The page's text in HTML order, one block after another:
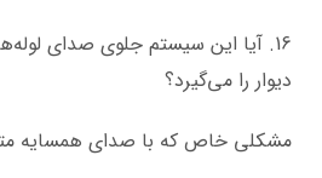
16. آیا این سیستم جلوی صدای
دیوار را می‌گیرد؟
مشکلی خاص که با صدای همسایه